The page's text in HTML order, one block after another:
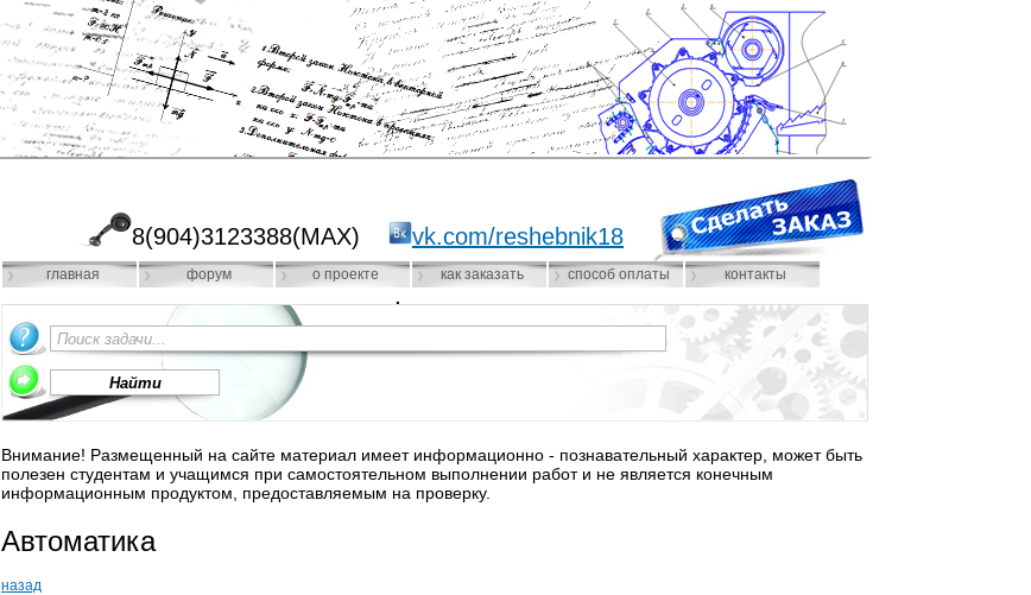
8(904)3123388(MAX) vk.com/reshebnik18
главная форум о проекте как заказать способ оплаты контакты
Внимание! Размещенный на сайте материал имеет информационно - познавательный характер, может быть
полезен студентам и учащимся при самостоятельном выполнении работ и не является конечным
информационным продуктом, предоставляемым на проверку.
Автоматика
назад